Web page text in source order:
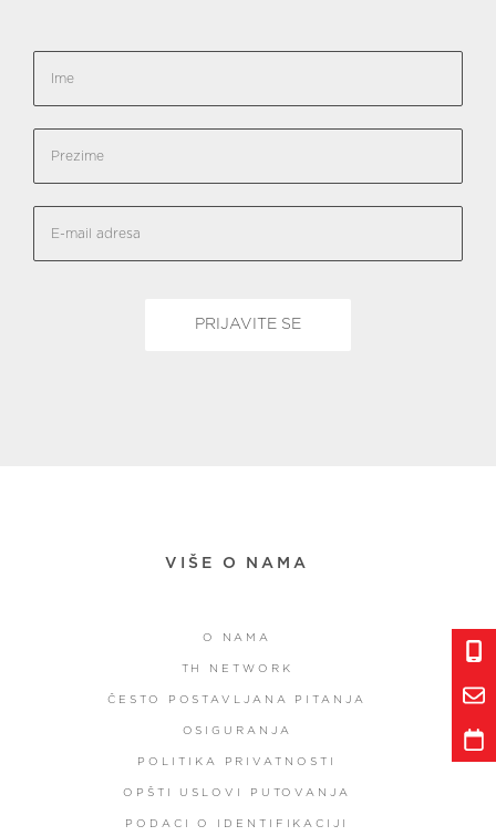
VIŠE O NAMA
O NAMA
TH NETWORK
ČESTO POSTAVLJANA PITANJA
OSIGURANJA
POLITIKA PRIVATNOSTI
OPŠTI USLOVI PUTOVANJA
PODACI O IDENTIFIKACIJI